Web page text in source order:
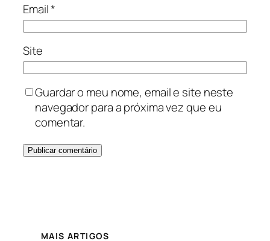
Email*
Site
Guardar o meu nome, email e site neste
navegador para a próxima vez que eu
comentar.
MAIS ARTIGOS